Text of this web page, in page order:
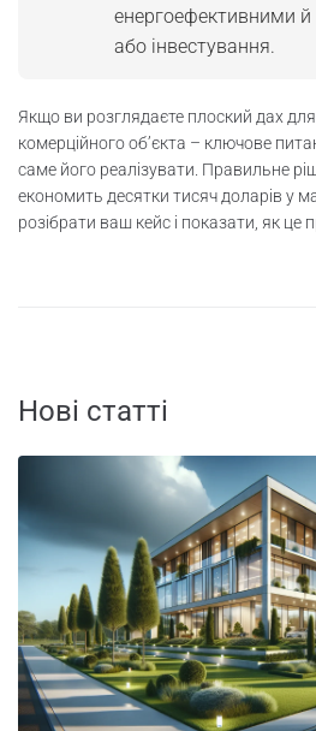
енергоефективними
або інвестування.
Якщо ви розглядаєте плоский дах
комерційного об’єкта – ключове
саме його реалізувати. Правильне
економить десятки тисяч доларів у
розібрати ваш кейс і показати, як це
Нові статті